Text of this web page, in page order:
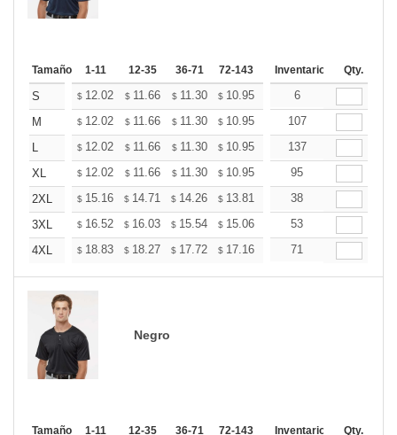
Tamaño 1-11 12-35 36-71 72-143 144-287 288 +
Inventario Qty.
S $ 12.02 $ 11.66 $ 11.30 $ 10.95 10.59
6
M
$ 12.02 $ 11.66 $ 11.30 $ 10.95 10.59
107
L
$ 12.02 $ 11.66 $ 11.30 $ 10.95 10.59
137
XL
$ 12.02 $ 11.66 $ 11.30 $ 10.95 10.59
95
2XL
$ 15.16 $ 14.71 $ 14.26 $ 13.81 13.36
38
3XL
$ 16.52 $ 16.03 $ 15.54 $ 15.06 14.57
53
4XL
$ 18.83 $ 18.27 $ 17.72 $ 17.16 16.60
71
Negro
Tamaño 1-11 12-35 36-71 72-143 144-287 288 +
Inventario Qty.